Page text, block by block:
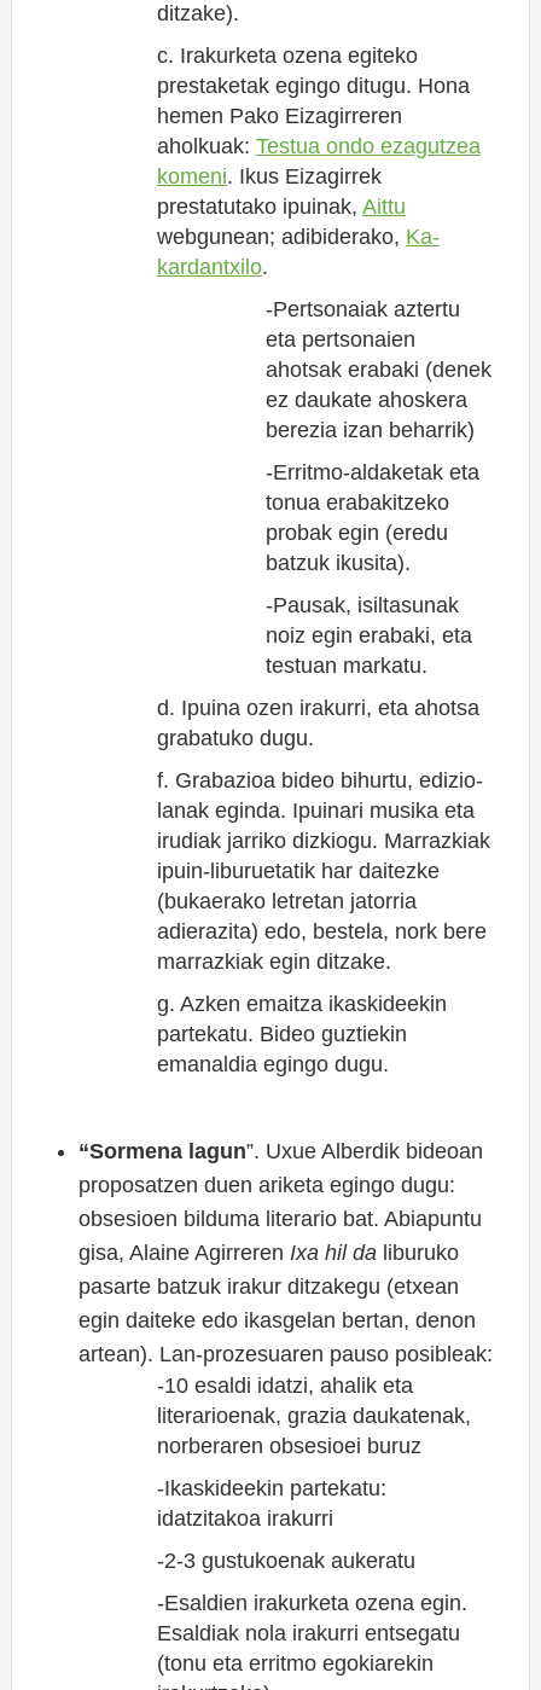
ditzake).
c. Irakurketa ozena egiteko
prestaketak egingo ditugu. Hona
hemen Pako Eizagirreren
aholkuak: Testua ondo ezagutzea
komeni. Ikus Eizagirrek
prestatutako ipuinak, Aittu
webgunean; adibiderako, Ka-
kardantxilo.
-Pertsonaiak aztertu
eta pertsonaien
ahotsak erabaki (denek
ez daukate ahoskera
berezia izan beharrik)
-Erritmo-aldaketak eta
tonua erabakitzeko
probak egin (eredu
batzuk ikusita).
-Pausak, isiltasunak
noiz egin erabaki, eta
testuan markatu.
d. Ipuina ozen irakurri, eta ahotsa
grabatuko dugu.
f. Grabazioa bideo bihurtu, edizio-
lanak eginda. Ipuinari musika eta
irudiak jarriko dizkiogu. Marrazkiak
ipuin-liburuetatik har daitezke
(bukaerako letretan jatorria
adierazita) edo, bestela, nork bere
marrazkiak egin ditzake.
g. Azken emaitza ikaskideekin
partekatu. Bideo guztiekin
emanaldia egingo dugu.
“Sormena lagun”. Uxue Alberdik bideoan
proposatzen duen ariketa egingo dugu:
obsesioen bilduma literario bat. Abiapuntu
gisa, Alaine Agirreren Ixa hil da liburuko
pasarte batzuk irakur ditzakegu (etxean
egin daiteke edo ikasgelan bertan, denon
artean). Lan-prozesuaren pauso posibleak:
-10 esaldi idatzi, ahalik eta
literarioenak, grazia daukatenak,
norberaren obsesioei buruz
-Ikaskideekin partekatu:
idatzitakoa irakurri
-2-3 gustukoenak aukeratu
-Esaldien irakurketa ozena egin.
Esaldiak nola irakurri entsegatu
(tonu eta erritmo egokiarekin